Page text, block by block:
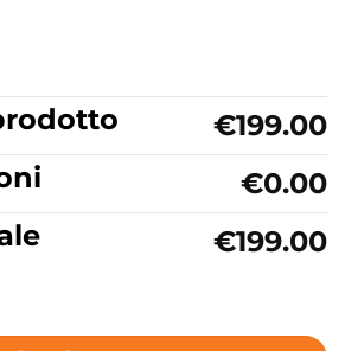
€199.00
€0.00
€199.00
in ceramica 30 cm Collezione Oke